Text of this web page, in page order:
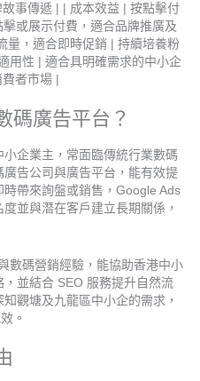
事傳遞 | | 成本效益 | 按點擊付
或展示付費，適合品牌推廣及
量，適合即時促銷 | 持續培養粉
用性 | 適合具明確需求的中小企
者市場 |
碼廣告平台？
企業主，常面臨傳統行業數碼
告公司與廣告平台，能有效提
帶來詢盤或銷售，Google Ads
並與潛在客戶建立長期關係，
數碼營銷經驗，能協助香港中小
並結合 SEO 服務提升自然流
觀塘及九龍區中小企的需求，
。